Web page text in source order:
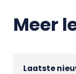
Meer
Laatste